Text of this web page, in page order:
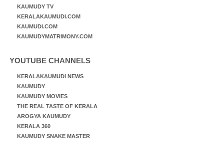
KAUMUDY TV
KERALAKAUMUDI.COM
KAUMUDI.COM
KAUMUDYMATRIMONY.COM
YOUTUBE CHANNELS
KERALAKAUMUDI NEWS
KAUMUDY
KAUMUDY MOVIES
THE REAL TASTE OF KERALA
AROGYA KAUMUDY
KERALA 360
KAUMUDY SNAKE MASTER